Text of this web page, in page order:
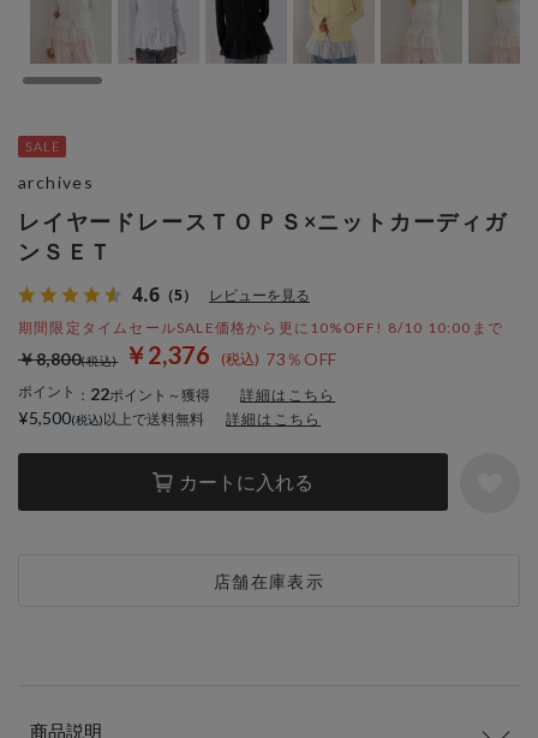
レイヤードレースＴＯＰＳ×ニットカーディガ
ンＳＥＴ
4.6 （5） レビューを見る
期間限定タイムセールSALE価格から更に10%OFF! 8/10 10:00まで
￥2,376 73％OFF
￥8,800
ポイント ： 22ポイント～獲得 詳細はこちら
カートに入れる
店舗在庫表示
archives
¥5,500 以上で送料無料 詳細はこちら
商品説明